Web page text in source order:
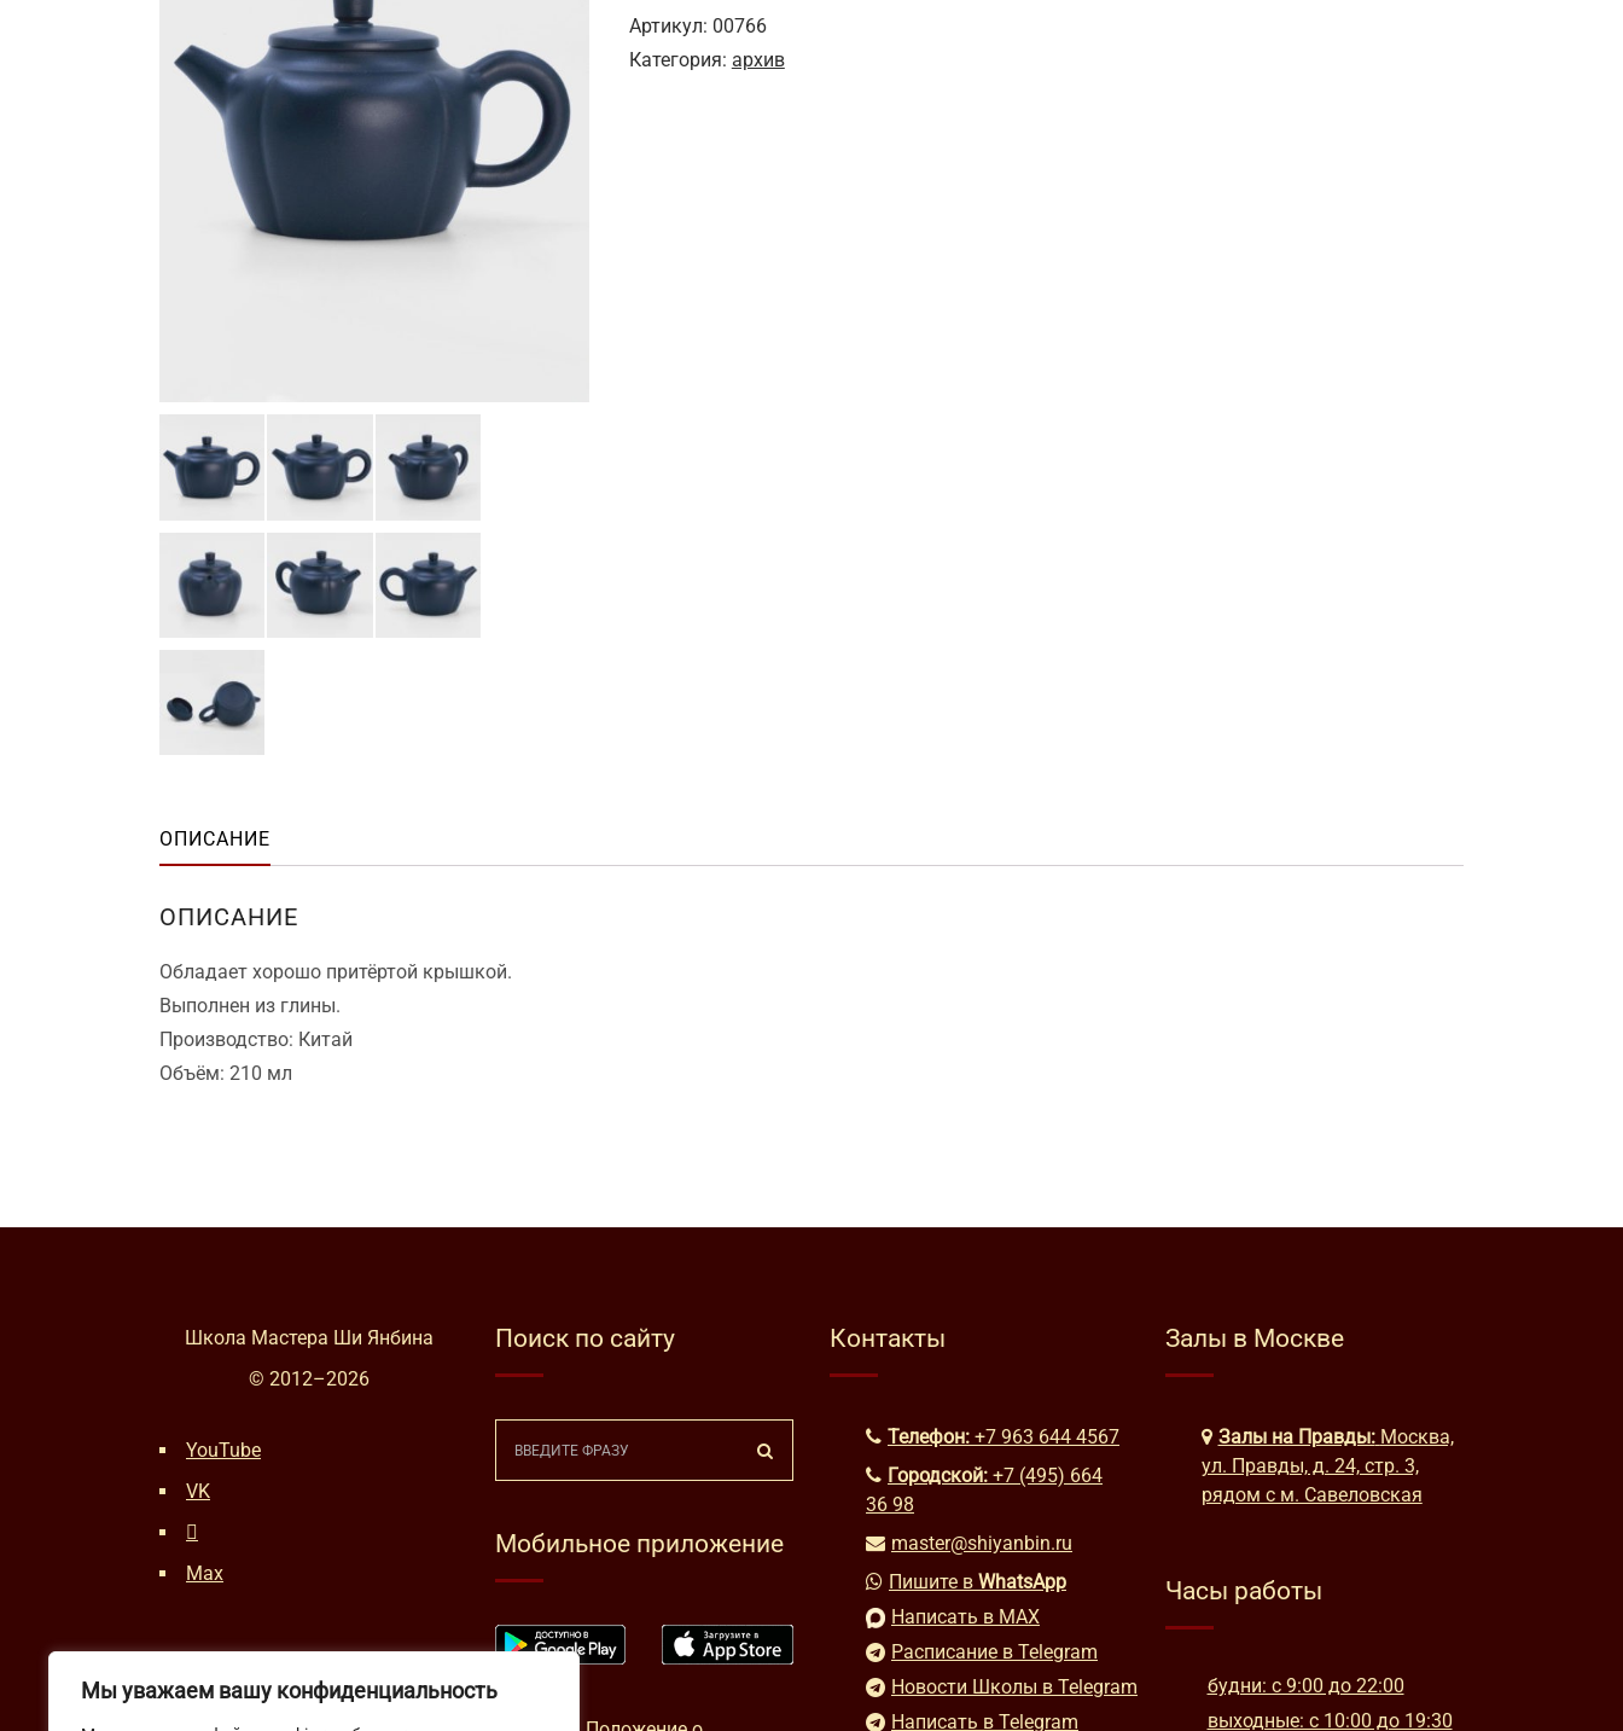
Мы уважаем вашу конфиденциальность
Артикул: 00766
Категория: архив
ОПИСАНИЕ
ОПИСАНИЕ
Обладает хорошо притёртой крышкой.
Выполнен из глины.
Производство: Китай
Объём: 210 мл
Школа Мастера Ши Янбина
© 2012–2026
YouTube
VK
Max
Поиск по сайту
Мобильное приложение
Контакты
Телефон: +7 963 644 4567
Городской: +7 (495) 664
36 98
master@shiyanbin.ru
Пишите в WhatsApp
Написать в MAX
Расписание в Telegram
Новости Школы в Telegram
Написать в Telegram
Залы в Москве
Залы на Правды: Москва,
ул. Правды, д. 24, стр. 3,
рядом с м. Савеловская
Часы работы
будни: с 9:00 до 22:00
выходные: с 10:00 до 19:30